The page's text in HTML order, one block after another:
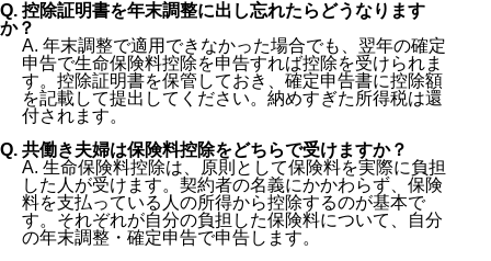
Q. 控除証明書を年末調整に出し忘れたらどうなります
か？
A. 年末調整で適用できなかった場合でも、翌年の確定
申告で生命保険料控除を申告すれば控除を受けられま
す。控除証明書を保管しておき、確定申告書に控除額
を記載して提出してください。納めすぎた所得税は還
付されます。
Q. 共働き夫婦は保険料控除をどちらで受けますか？
A. 生命保険料控除は、原則として保険料を実際に負担
した人が受けます。契約者の名義にかかわらず、保険
料を支払っている人の所得から控除するのが基本で
す。それぞれが自分の負担した保険料について、自分
の年末調整・確定申告で申告します。